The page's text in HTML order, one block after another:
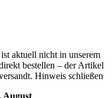
aktuell nicht in unserem
bestellen – der Artikel
Hinweis schließen
August